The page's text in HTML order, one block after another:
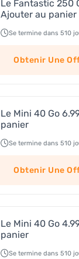
Le Fantastic 250
Ajouter au panier
Se termine dans 510
Obtenir Une
Le Mini 40 Go
panier
Se termine dans 510
Obtenir Une
Le Mini 40 Go
panier
Se termine dans 510